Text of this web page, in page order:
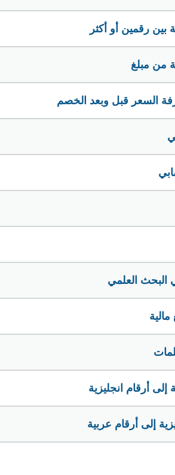
بين رقمين أو أكثر
من مبلغ
السعر قبل وبعد الخصم
البحث العلمي
إلى أرقام انجليزية
إلى أرقام عربية